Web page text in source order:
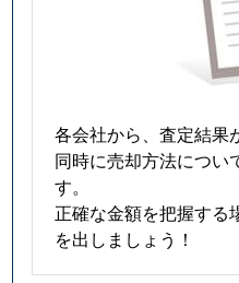
各会社から、査定結果
同時に売却方法につい
す。
正確な金額を把握する
を出しましょう！